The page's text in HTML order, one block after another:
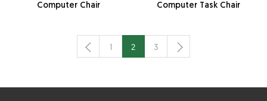
Computer Chair Computer Task Chair
1 2 3